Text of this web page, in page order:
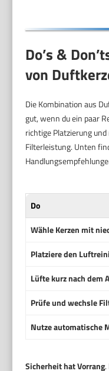
Do’s &
von
Die Kombination aus
gut, wenn du ein paar
richtige Platzierung
Filterleistung. Unten
Do
Wähle Kerzen mit
Platziere den
Lüfte kurz nach dem
Prüfe und wechsle
Nutze automatische
Sicherheit hat Vorrang.